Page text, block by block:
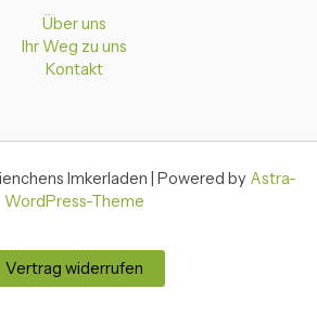
Über uns
Ihr Weg zu uns
Kontakt
Imkerladen | Powered by Astra-
WordPress-Theme
Vertrag widerrufen